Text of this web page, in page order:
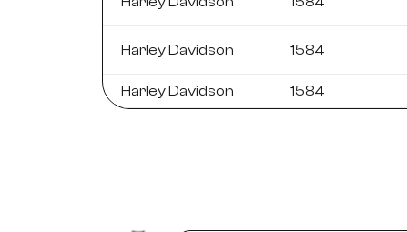
Harley Davidson 1584
Harley Davidson 1584